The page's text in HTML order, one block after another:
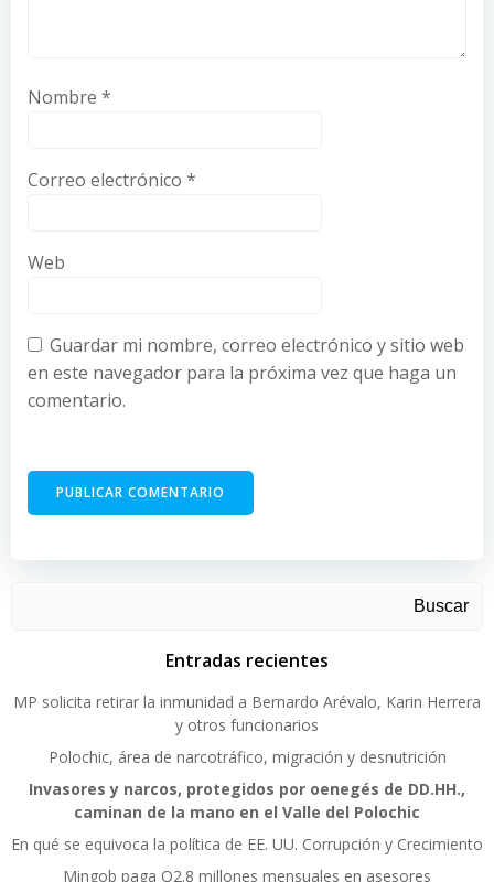
Nombre *
Correo electrónico *
Web
Guardar mi nombre, correo electrónico y sitio web
en este navegador para la próxima vez que haga un
comentario.
Buscar
Entradas recientes
MP solicita retirar la inmunidad a Bernardo Arévalo, Karin Herrera
y otros funcionarios
Polochic, área de narcotráfico, migración y desnutrición
Invasores y narcos, protegidos por oenegés de DD.HH.,
caminan de la mano en el Valle del Polochic
En qué se equivoca la política de EE. UU. Corrupción y Crecimiento
Mingob paga Q2.8 millones mensuales en asesores